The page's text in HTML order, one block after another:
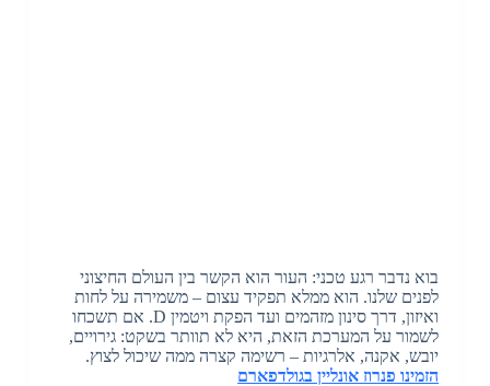
בוא נדבר רגע טכני: העור הוא הקשר בין העולם החיצוני
לפנים שלנו. הוא ממלא תפקיד עצום – משמירה על לחות
ואיזון, דרך סינון מזהמים ועד הפקת ויטמין D. אם תשכחו
לשמור על המערכת הזאת, היא לא תוותר בשקט: גירויים,
יובש, אקנה, אלרגיות – רשימה קצרה ממה שיכול לצוץ.
הזמינו פנרוז אונליין בגולדפארם